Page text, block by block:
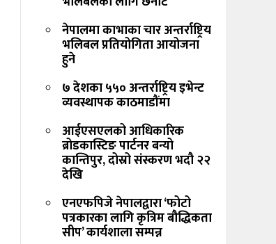
नेपालमा काभाका चार अन्तर्राष्ट्रिय
भलिबल प्रतियोगिता आयोजना
हुने
७ देशका ५५० अन्तर्राष्ट्रिय इभेन्ट
व्यवस्थापक काठमाडौंमा
आईएसएलको आधिकारिक
ब्रोडकास्टिङ पार्टनर बन्यो
कान्तिपुर, दोस्रो संस्करण भदौ २२
देखि
एनएफपिजे नेपालद्वारा ‘फोटो
पत्रकारका लागि कृत्रिम बौद्धिकता
सीप’ कार्यशाला सम्पन्न